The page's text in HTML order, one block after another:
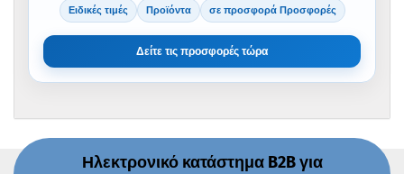
Ειδικές τιμές Προϊόντα σε προσφορά Προσφορές
Δείτε τις προσφορές τώρα
Ηλεκτρονικό κατάστημα B2B για